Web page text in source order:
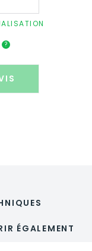
?
ÉGALEMENT